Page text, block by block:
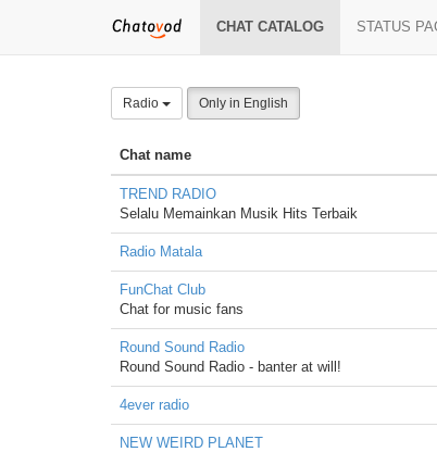
CHAT CATALOG STATUS
Radio Only in English
Chat name
TREND RADIO
Selalu Memainkan Musik Hits Terbaik
Radio Matala
FunChat Club
Chat for music fans
Round Sound Radio
Round Sound Radio - banter at will!
4ever radio
NEW WEIRD PLANET